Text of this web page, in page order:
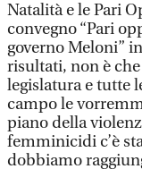
Natalità e le Pari
convegno “Pari
governo Meloni”
risultati, non è
legislatura e tutte
campo le
piano della
femminicidi c’è
dobbiamo